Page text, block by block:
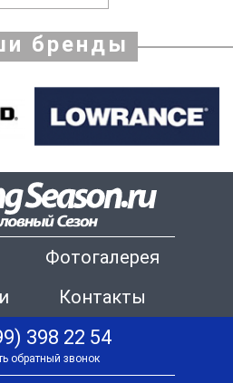
бренды
Фотогалерея
Контакты
398 22 54
обратный звонок